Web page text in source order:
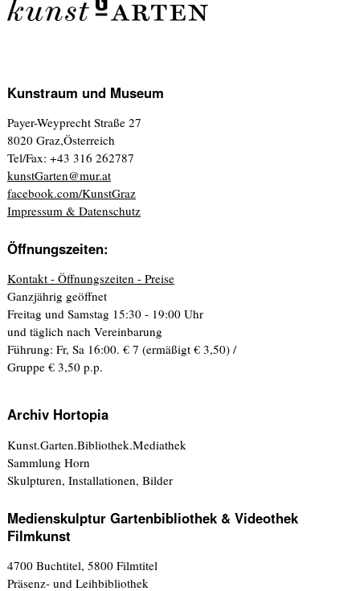
Kunstraum und Museum
Payer-Weyprecht Straße 27
8020 Graz,Österreich
Tel/Fax: +43 316 262787
kunstGarten@mur.at
facebook.com/KunstGraz
Impressum & Datenschutz
Öffnungszeiten:
Kontakt - Öffnungszeiten - Preise
Ganzjährig geöffnet
Freitag und Samstag 15:30 - 19:00 Uhr
und täglich nach Vereinbarung
Führung: Fr, Sa 16:00. € 7 (ermäßigt € 3,50) /
Gruppe € 3,50 p.p.
Archiv Hortopia
Kunst.Garten.Bibliothek.Mediathek
Sammlung Horn
Skulpturen, Installationen, Bilder
Medienskulptur Gartenbibliothek & Videothek
Filmkunst
4700 Buchtitel, 5800 Filmtitel
Präsenz- und Leihbibliothek